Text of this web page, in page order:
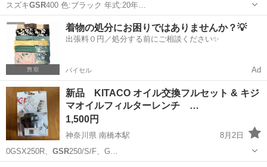
スズキGSR400 色:ブラック 年式:20年…
岐阜 可児駅 スズキ
着物の処分にお困りではありませんか？💡
出張料０円／処分する前にご相談ください✨
バイセル Ad
新品 KITACO オイル交換フルセット & キジ
マオイルフィルターレンチ …
1,500円
神奈川県 南橋本駅
8月2日
0GSX250R、 GSR250/S/F、G…